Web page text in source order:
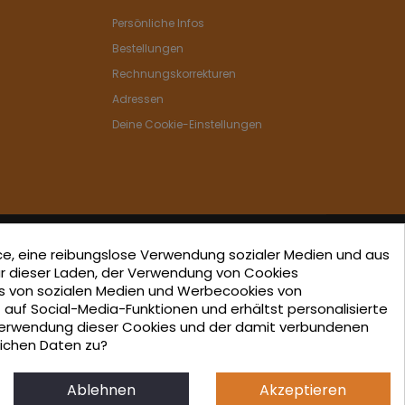
Persönliche Infos
Bestellungen
Rechnungskorrekturen
Adressen
Deine Cookie-Einstellungen
in the ICEX-Next Export Initiation Program, with
from European FEDER funds, having
involvement, to the economic growth of this
region, and Spain as a whole.
eine reibungslose Verwendung sozialer Medien und aus
Laden, der Verwendung von Cookies
von sozialen Medien und Werbecookies von
Social-Media-Funktionen und erhältst personalisierte
dieser Cookies und der damit verbundenen
Daten zu?
Ablehnen Akzeptieren